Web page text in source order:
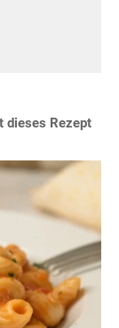
dieses Rezept